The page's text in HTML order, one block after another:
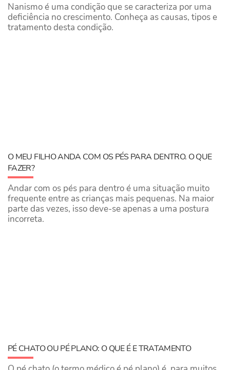
Nanismo é uma condição que se caracteriza por uma
deficiência no crescimento. Conheça as causas, tipos e
tratamento desta condição.
O MEU FILHO ANDA COM OS PÉS PARA DENTRO. O QUE
FAZER?
Andar com os pés para dentro é uma situação muito
frequente entre as crianças mais pequenas. Na maior
parte das vezes, isso deve-se apenas a uma postura
incorreta.
PÉ CHATO OU PÉ PLANO: O QUE É E TRATAMENTO